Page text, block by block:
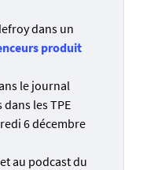
dans un
produit
le journal
les TPE
6 décembre
au podcast du